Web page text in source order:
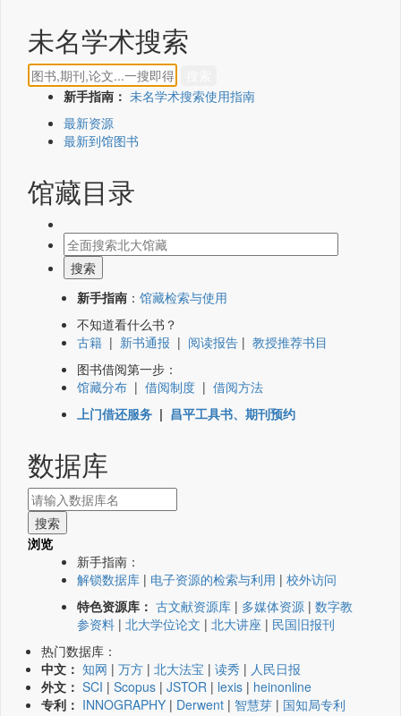
未名学术搜索
新手指南： 未名学术搜索使用指南
最新资源
最新到馆图书
馆藏目录
新手指南 ： 馆藏检索与使用
不知道看什么书？
古籍 | 新书通报 | 阅读报告 | 教授推荐书目
图书借阅第一步：
馆藏分布 | 借阅制度 | 借阅方法
上门借还服务 | 昌平工具书、期刊预约
数据库
浏览
新手指南：
解锁数据库 | 电子资源的检索与利用 | 校外访问
特色资源库： 古文献资源库 | 多媒体资源 | 数字教
参资料 | 北大学位论文 | 北大讲座 | 民国旧报刊
热门数据库：
中文： 知网 | 万方 | 北大法宝 | 读秀 | 人民日报
外文： SCI | Scopus | JSTOR | lexis | heinonline
专利： INNOGRAPHY | Derwent | 智慧芽 | 国知局专利